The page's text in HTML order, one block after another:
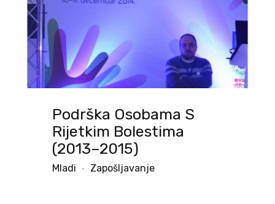
Podrška Osobama S
Rijetkim Bolestima
(2013–2015)
Mladi Zapošljavanje